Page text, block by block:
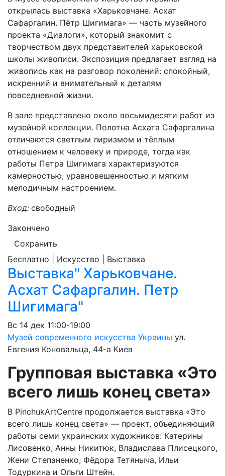
открылась выставка «Харьковчане. Асхат
Сафаргалин. Пётр Шигимага» — часть музейного
проекта «Диалоги», который знакомит с
творчеством двух представителей харьковской
школы живописи. Экспозиция предлагает взгляд на
живопись как на разговор поколений: спокойный,
искренний и внимательный к деталям
повседневной жизни.
В зале представлено около восьмидесяти работ из
музейной коллекции. Полотна Асхата Сафаргалина
отличаются светлым лиризмом и тёплым
отношением к человеку и природе, тогда как
работы Петра Шигимага характеризуются
камерностью, уравновешенностью и мягким
мелодичным настроением.
Вход: свободный
Закончено
Сохранить
Бесплатно | Искусство | Выставка
Выставка" Харьковчане.
Асхат Сафаргалин. Петр
Шигимага"
Вс 14 дек 11:00-19:00
Музей современного искусства Украины ул.
Евгения Коновальца, 44-а Киев
Групповая выставка «Это
всего лишь конец света»
В PinchukArtCentre продолжается выставка «Это
всего лишь конец света» — проект, объединяющий
работы семи украинских художников: Катерины
Лисовенко, Анны Никитюк, Владислава Плисецкого,
Жени Степаненко, Фёдора Тетяныча, Ильи
Тодуркина и Ольги Штейн.